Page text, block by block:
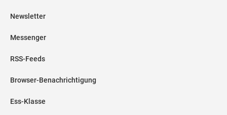
Newsletter
Messenger
RSS-Feeds
Browser-Benachrichtigung
Ess-Klasse